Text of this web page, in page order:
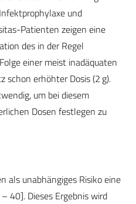
und
Patienten zeigen eine
des in der Regel
einer meist inadäquaten
schon erhöhter Dosis (2 g).
um bei diesem
Dosen festlegen zu
als unabhängiges Risiko eine
40]. Dieses Ergebnis wird